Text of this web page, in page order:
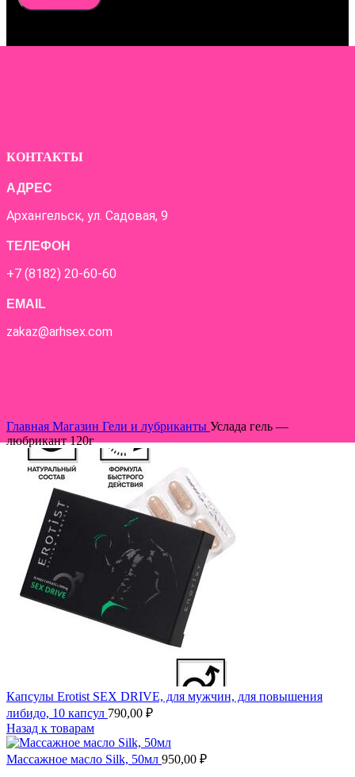
КОНТАКТЫ
АДРЕС
Архангельск, ул. Садовая, 9
ТЕЛЕФОН
+7 (8182) 20-60-60
EMAIL
zakaz@arhsex.com
Главная Магазин Гели и лубриканты Услада гель —
любрикант 120г
Капсулы Erotist SEX DRIVE, для мужчин, для повышения
либидо, 10 капсул 790,00 ₽
Назад к товарам
Массажное масло Silk, 50мл 950,00 ₽